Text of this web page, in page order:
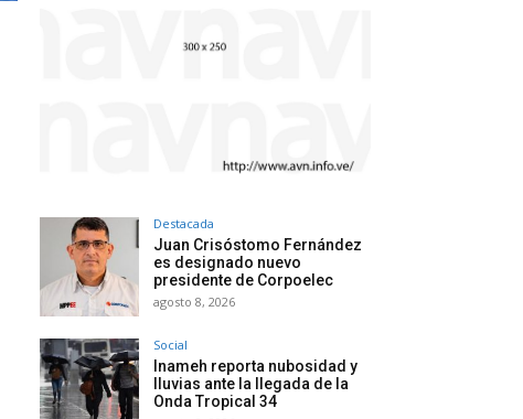
Destacada
Juan Crisóstomo Fernández
es designado nuevo
presidente de Corpoelec
agosto 8, 2026
Social
Inameh reporta nubosidad y
lluvias ante la llegada de la
Onda Tropical 34